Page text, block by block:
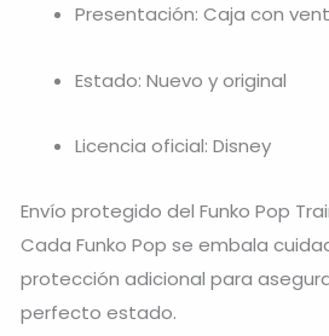
Presentación: Caja con
Estado: Nuevo y original
Licencia oficial: Disney
Envío protegido del Funko Pop
Cada Funko Pop se embala
protección adicional para
perfecto estado.